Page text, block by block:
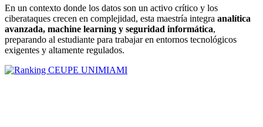
En un contexto donde los datos son un activo crítico y los
ciberataques crecen en complejidad, esta maestría integra analítica
avanzada, machine learning y seguridad informática,
preparando al estudiante para trabajar en entornos tecnológicos
exigentes y altamente regulados.